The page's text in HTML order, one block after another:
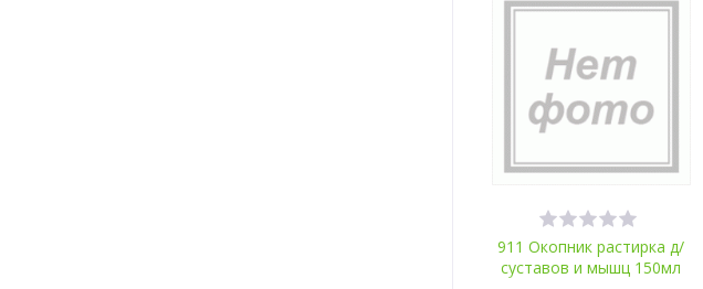
911 Окопник растирка д/
суставов и мышц 150мл